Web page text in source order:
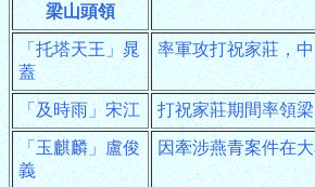
梁山頭領
「托塔天王」晁
蓋
率軍攻打祝家莊，
「及時雨」宋江 打祝家莊期間率領
「玉麒麟」盧俊
義
因牽涉燕青案件在